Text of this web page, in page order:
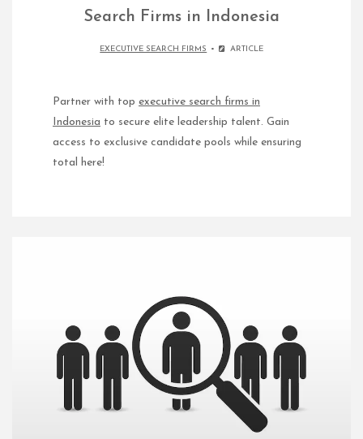
Search Firms in Indonesia
EXECUTIVE SEARCH FIRMS ARTICLE
Partner with top executive search firms in
Indonesia to secure elite leadership talent. Gain
access to exclusive candidate pools while ensuring
total here!